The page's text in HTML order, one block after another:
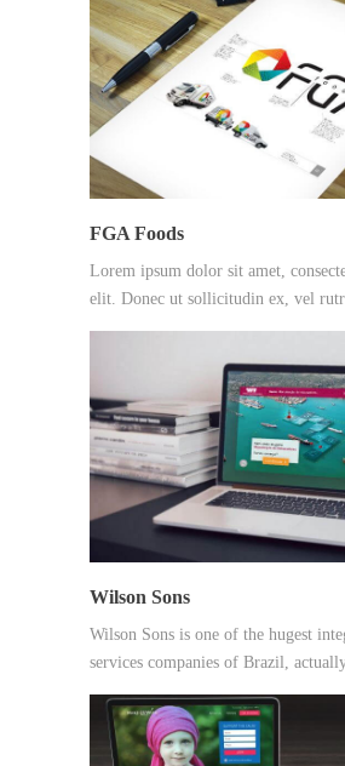
FGA Foods
Lorem ipsum dolor sit amet,
elit. Donec ut sollicitudin ex, vel
Wilson Sons
Wilson Sons is one of the hugest
services companies of Brazil,